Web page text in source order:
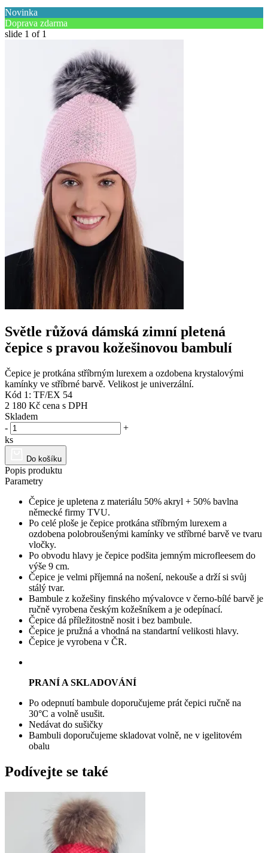
Novinka
Doprava zdarma
slide 1 of 1
Světle růžová dámská zimní pletená
čepice s pravou kožešinovou bambulí
Čepice je protkána stříbrným lurexem a ozdobena krystalovými
kamínky ve stříbrné barvě. Velikost je univerzální.
Kód 1: TF/EX 54
2 180 Kč cena s DPH
Skladem
-
+
ks
Do košíku
Popis produktu
Parametry
Čepice je upletena z materiálu 50% akryl + 50% bavlna
německé firmy TVU.
Po celé ploše je čepice protkána stříbrným lurexem a
ozdobena polobroušenými kamínky ve stříbrné barvě ve tvaru
vločky.
Po obvodu hlavy je čepice podšita jemným microfleesem do
výše 9 cm.
Čepice je velmi příjemná na nošení, nekouše a drží si svůj
stálý tvar.
Bambule z kožešiny finského mývalovce v černo-bílé barvě je
ručně vyrobena českým kožešníkem a je odepínací.
Čepice dá příležitostně nosit i bez bambule.
Čepice je pružná a vhodná na standartní velikosti hlavy.
Čepice je vyrobena v ČR.
PRANÍ A SKLADOVÁNÍ
Po odepnutí bambule doporučujeme prát čepici ručně na
30°C a volně usušit.
Nedávat do sušičky
Bambuli doporučujeme skladovat volně, ne v igelitovém
obalu
Podívejte se také